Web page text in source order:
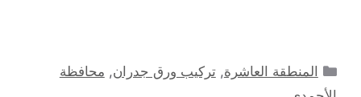
التصنيفات
المنطقة العاشرة,تركيب ورق جدران, محافظة